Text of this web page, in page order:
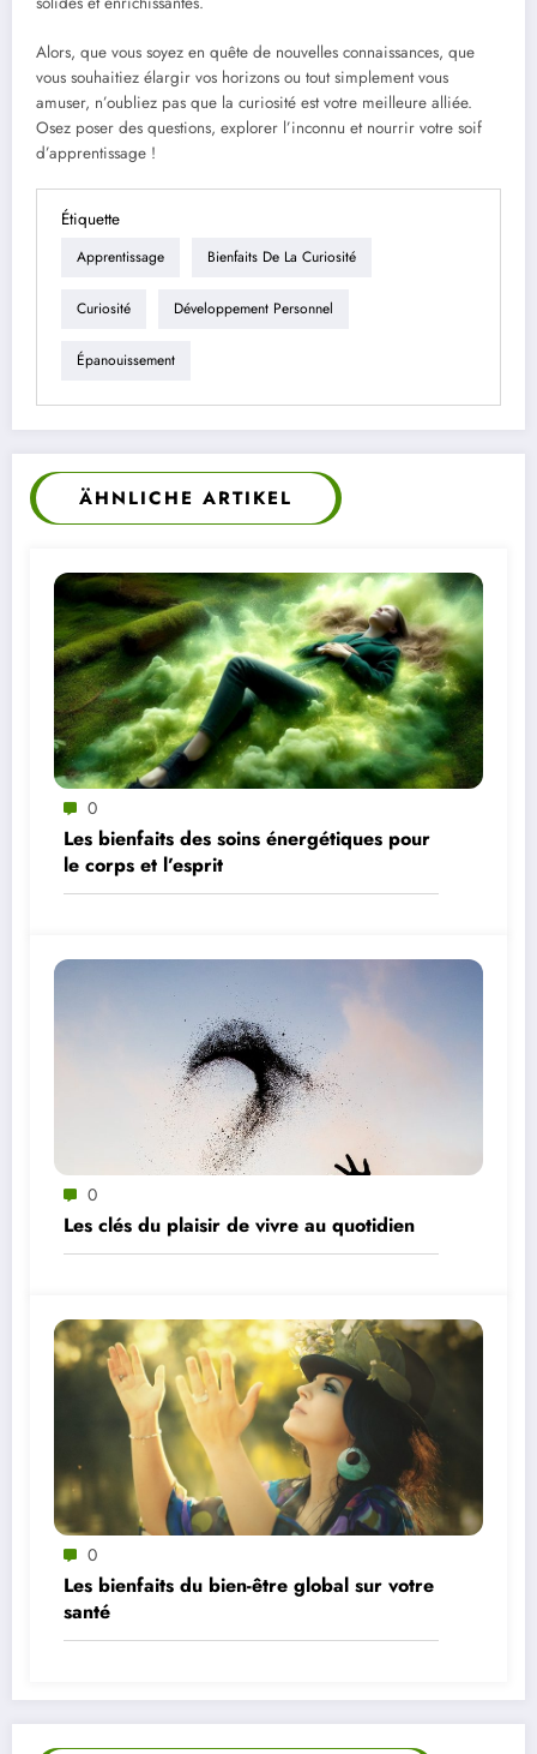
Alors, que vous soyez en quête de nouvelles connaissances, que
vous souhaitiez élargir vos horizons ou tout simplement vous
amuser, n’oubliez pas que la curiosité est votre meilleure alliée.
Osez poser des questions, explorer l’inconnu et nourrir votre soif
d’apprentissage !
Étiquette
Apprentissage Bienfaits De La Curiosité
Curiosité Développement Personnel
Épanouissement
ÄHNLICHE ARTIKEL
0
Les bienfaits des soins énergétiques pour
le corps et l’esprit
0
Les clés du plaisir de vivre au quotidien
0
Les bienfaits du bien-être global sur votre
santé